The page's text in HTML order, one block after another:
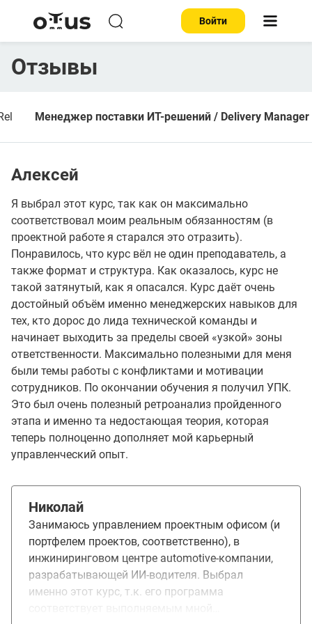
Войти
Отзывы
Менеджер поставки ИТ-решений / Delivery Manager
Алексей
Я выбрал этот курс, так как он максимально
соответствовал моим реальным обязанностям (в
проектной работе я старался это отразить).
Понравилось, что курс вёл не один преподаватель, а
также формат и структура. Как оказалось, курс не
такой затянутый, как я опасался. Курс даёт очень
достойный объём именно менеджерских навыков для
тех, кто дорос до лида технической команды и
начинает выходить за пределы своей «узкой» зоны
ответственности. Максимально полезными для меня
были темы работы с конфликтами и мотивации
сотрудников. По окончании обучения я получил УПК.
Это был очень полезный ретроанализ пройденного
этапа и именно та недостающая теория, которая
теперь полноценно дополняет мой карьерный
управленческий опыт.
Николай
Занимаюсь управлением проектным офисом (и
портфелем проектов, соответственно), в
инжиниринговом центре automotive-компании,
разрабатывающей ИИ-водителя. Выбрал
именно этот курс, т.к. его программа